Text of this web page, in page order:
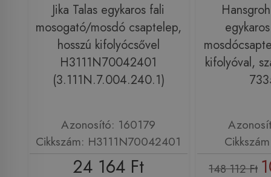
Jika Talas egykaros fali
mosogató/mosdó csaptelep,
hosszú kifolyócsővel
H3111N70042401
(3.111N.7.004.240.1)
Azonosító: 160179
Cikkszám: H3111N70042401
24 164 Ft
kifolyóval,
148 112 Ft